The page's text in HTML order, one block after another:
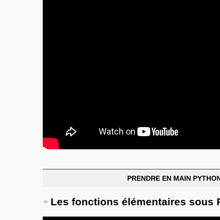
PRENDRE EN MAIN
Les fonctions élémentaires sous